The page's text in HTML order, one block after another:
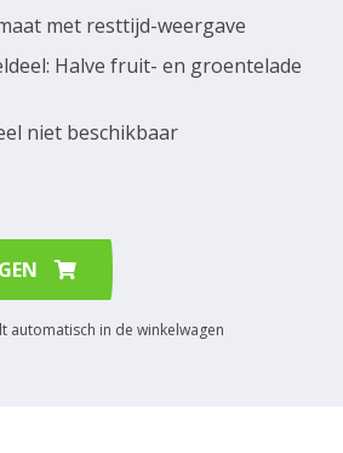
niet beschikbaar
met resttijd-weergave
Halve fruit- en groentelade
automatisch in de winkelwagen